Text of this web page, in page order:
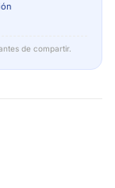
de compartir.